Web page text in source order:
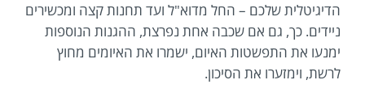
הדיגיטלית שלכם – החל מדוא"ל ועד תחנות קצה ומכשירים
ניידים. כך, גם אם שכבה אחת נפרצת, ההגנות הנוספות
ימנעו את התפשטות האיום, ישמרו את האיומים מחוץ
לרשת, וימזערו את הסיכון.